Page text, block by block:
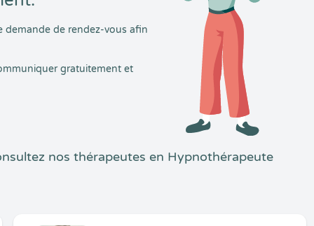
demande de rendez-vous afin
gratuitement et
nos thérapeutes en Hypnothérapeute